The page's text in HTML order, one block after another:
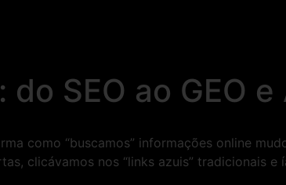
SEO ao GEO
como “buscamos” informações online
clicávamos nos “links azuis” tradicionais e